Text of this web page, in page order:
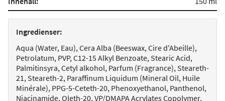
Ingredienser:
Aqua (Water, Eau), Cera Alba (Beeswax, Cire d'Abeille),
Petrolatum, PVP, C12-15 Alkyl Benzoate, Stearic Acid,
Palmitinsyra, Cetyl alkohol, Parfum (Fragrance), Steareth-
21, Steareth-2, Paraffinum Liquidum (Mineral Oil, Huile
Minérale), PPG-5-Ceteth-20, Phenoxyethanol, Panthenol,
Niacinamide, Oleth-20, VP/DMAPA Acrylates Copolymer,